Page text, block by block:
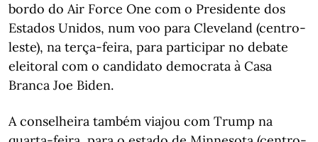
bordo do Air Force One com o Presidente dos
Estados Unidos, num voo para Cleveland (centro-
leste), na terça-feira, para participar no debate
eleitoral com o candidato democrata à Casa
Branca Joe Biden.
A conselheira também viajou com Trump na